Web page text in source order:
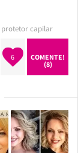
protetor capilar
6
COMENTE!
(8)